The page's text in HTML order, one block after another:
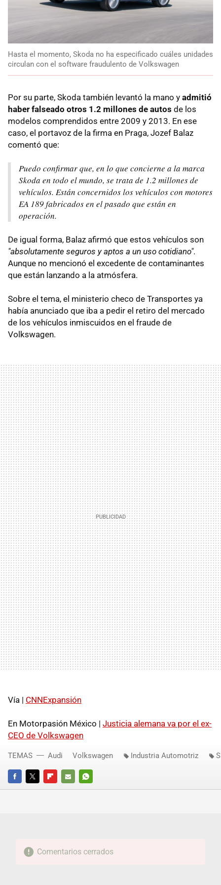
Hasta el momento, Skoda no ha especificado cuáles unidades
circulan con el software fraudulento de Volkswagen
Por su parte, Skoda también levantó la mano y admitió
haber falseado otros 1.2 millones de autos de los
modelos comprendidos entre 2009 y 2013. En ese
caso, el portavoz de la firma en Praga, Jozef Balaz
comentó que:
Puedo confirmar que, en lo que concierne a la marca
Skoda en todo el mundo, se trata de 1.2 millones de
vehículos. Están concernidos los vehículos con motores
EA 189 fabricados en el pasado que están en
operación.
De igual forma, Balaz afirmó que estos vehículos son
"absolutamente seguros y aptos a un uso cotidiano".
Aunque no mencionó el excedente de contaminantes
que están lanzando a la atmósfera.
Sobre el tema, el ministerio checo de Transportes ya
había anunciado que iba a pedir el retiro del mercado
de los vehículos inmiscuidos en el fraude de
Volkswagen.
Vía | CNNExpansión
En Motorpasión México | Justicia alemana va por el ex-
CEO de Volkswagen
FACEBOOKTWITTERFLIPBOARD
E-
WHATSAPP
TEMAS Audi Volkswagen Industria Automotriz
Comentarios cerrados